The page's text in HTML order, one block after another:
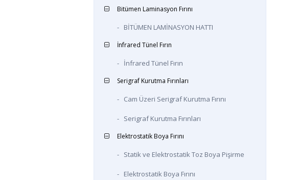
Bitümen Laminasyon Fırını
- BİTÜMEN LAMİNASYON HATTI
İnfrared Tünel Fırın
- İnfrared Tünel Fırın
Serigraf Kurutma Fırınları
- Cam Üzeri Serigraf Kurutma Fırını
- Serigraf Kurutma Fırınları
Elektrostatik Boya Fırını
- Statik ve Elektrostatik Toz Boya Pişirme
- Elektrostatik Boya Fırını